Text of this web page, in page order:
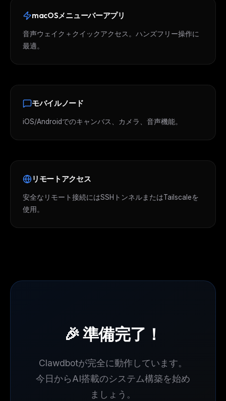
macOSメニューバーアプリ
音声ウェイク＋クイックアクセス。ハンズフリー操作に
最適。
モバイルノード
iOS/Androidでのキャンバス、カメラ、音声機能。
リモートアクセス
安全なリモート接続にはSSHトンネルまたはTailscaleを
使用。
🎉 準備完了！
Clawdbotが完全に動作しています。
今日からAI搭載のシステム構築を始め
ましょう。